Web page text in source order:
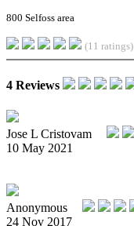
800 Selfoss area
(11 ratings)
4 Reviews
Jose L Cristovam
10 May 2021
Anonymous
24 Nov 2017